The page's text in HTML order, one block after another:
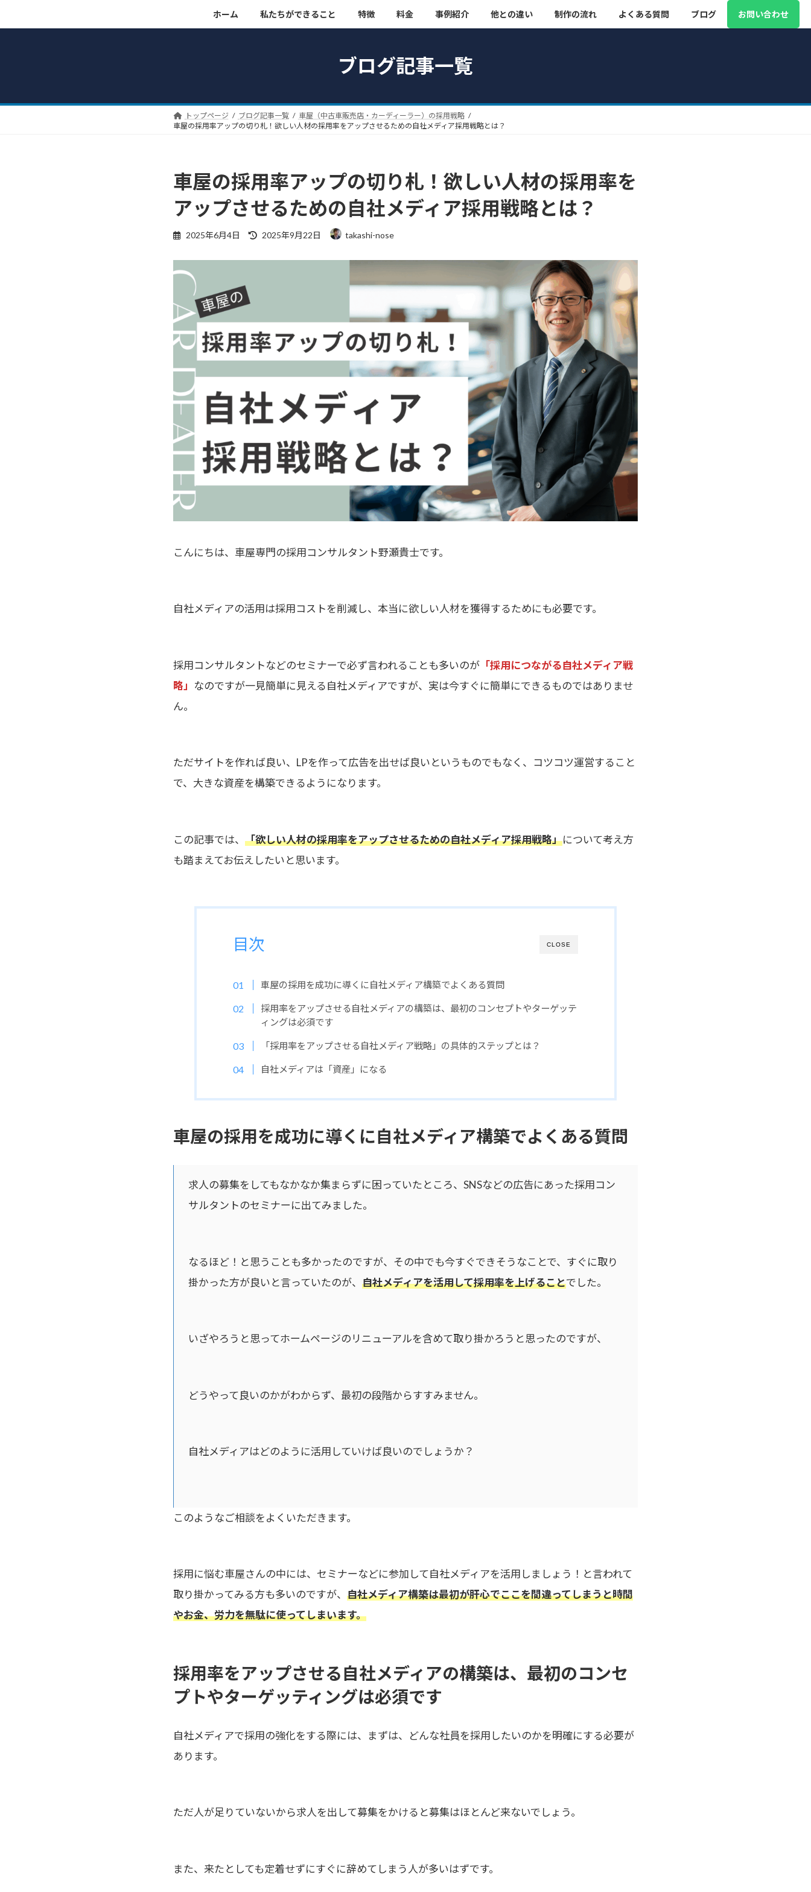
キ
に
ホーム 私たちができること 特徴 料金 事例紹介 他との違い 制作の流れ よくある質問 ブログ お問い合わせ
ブログ記事一覧
トップページ ブログ記事一覧
車屋（中古車販売店・カーディーラー）の採用戦略
車屋の採用率アップの切り札！欲しい人材の採用率をアップさせるための自社メディア採用戦略とは？
車屋の採用率アップの切り札！欲しい人材の採用率を
アップさせるための自社メディア採用戦略とは？
2025年6月4日
最
2025年9月22日 takashi-nose
こんにちは、車屋専門の採用コンサルタント野瀬貴士です。
自社メディアの活用は採用コストを削減し、本当に欲しい人材を獲得するためにも必要です。
採用コンサルタントなどのセミナーで必ず言われることも多いのが 「採用につながる自社メディア戦
略」 なのですが一見簡単に見える自社メディアですが、実は今すぐに簡単にできるものではありませ
ん。
ただサイトを作れば良い、LPを作って広告を出せば良いというものでもなく、コツコツ運営すること
で、大きな資産を構築できるようになります。
この記事では、 「欲しい人材の採用率をアップさせるための自社メディア採用戦略」について考え方
も踏まえてお伝えしたいと思います。
CLOSE
目次
車屋の採用を成功に導くに自社メディア構築でよくある質問
採用率をアップさせる自社メディアの構築は、最初のコンセプトやターゲッテ
ィングは必須です
「採用率をアップさせる自社メディア戦略」の具体的ステップとは？
自社メディアは「資産」になる
車屋の採用を成功に導くに自社メディア構築でよくある質問
求人の募集をしてもなかなか集まらずに困っていたところ、SNSなどの広告にあった採用コン
サルタントのセミナーに出てみました。
なるほど！と思うことも多かったのですが、その中でも今すぐできそうなことで、すぐに取り
掛かった方が良いと言っていたのが、 自社メディアを活用して採用率を上げることでした。
いざやろうと思ってホームページのリニューアルを含めて取り掛かろうと思ったのですが、
どうやって良いのかがわからず、最初の段階からすすみません。
自社メディアはどのように活用していけば良いのでしょうか？
このようなご相談をよくいただきます。
採用に悩む車屋さんの中には、セミナーなどに参加して自社メディアを活用しましょう！と言われて
取り掛かってみる方も多いのですが、 自社メディア構築は最初が肝心でここを間違ってしまうと時間
やお金、労力を無駄に使ってしまいます。
採用率をアップさせる自社メディアの構築は、最初のコンセ
プトやターゲッティングは必須です
自社メディアで採用の強化をする際には、まずは、どんな社員を採用したいのかを明確にする必要が
あります。
ただ人が足りていないから求人を出して募集をかけると募集はほとんど来ないでしょう。
また、来たとしても定着せずにすぐに辞めてしまう人が多いはずです。